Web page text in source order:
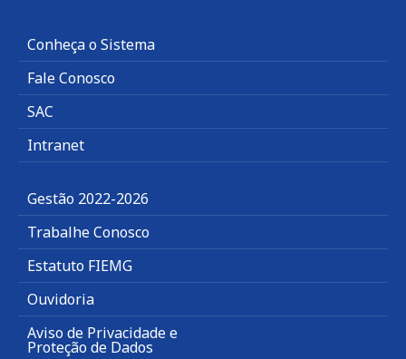
Conheça o Sistema
Fale Conosco
SAC
Intranet
Gestão 2022-2026
Trabalhe Conosco
Estatuto FIEMG
Ouvidoria
Aviso de Privacidade e
Proteção de Dados